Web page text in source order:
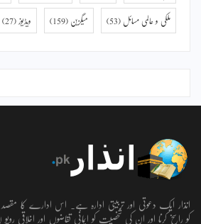
ملکی و عالمی مسائل (53) میگزین (159) ویڈیوز (27)
انذار ایک دعوتی اور تربیتی ادارہ ہے۔ اس ادارے کا
کو راسخ کرنا اور ان کی شخصیت کو ایمانی تقاضوں اور